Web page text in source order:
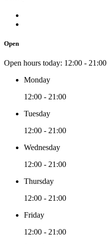
Open
Open hours today: 12:00 - 21:00
Monday
12:00 - 21:00
Tuesday
12:00 - 21:00
Wednesday
12:00 - 21:00
Thursday
12:00 - 21:00
Friday
12:00 - 21:00